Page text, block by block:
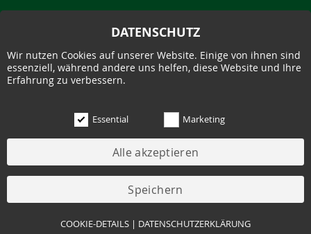
ÖFFNUNGSZEITEN OSTERN
DATENSCHUTZ
Wir nutzen Cookies auf unserer Website. Einige von ihnen sind
essenziell, während andere uns helfen, diese Website und Ihre
Erfahrung zu verbessern.
Essential Marketing
Essential (3)
COOKIE-DETAILS | DATENSCHUTZERKLÄRUNG